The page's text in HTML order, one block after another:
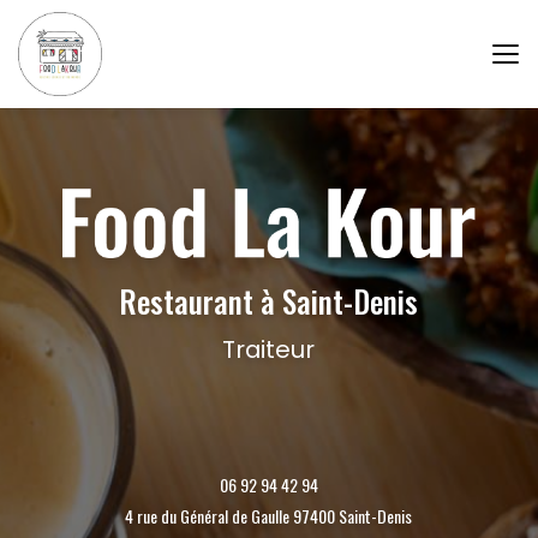
au
contenu
principal
Restaurant à Saint-Denis
Traiteur
06 92 94 42 94
4 rue du Général de Gaulle 97400 Saint-Denis